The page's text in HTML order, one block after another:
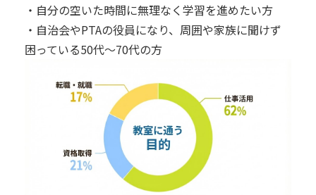
・自分の空いた時間に無理なく学習を進めたい方
・自治会やPTAの役員になり、周囲や家族に聞けず
困っている50代～70代の方